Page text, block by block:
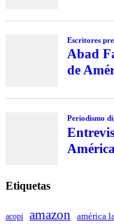
Escritores
Abad
de
Periodismo
Etiquetas
acopi amazon américa